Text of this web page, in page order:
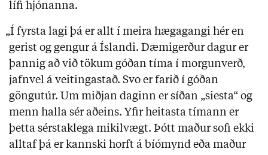
lífi hjónanna.
„Í fyrsta lagi þá er allt í meira hægagangi hér en
gerist og gengur á Íslandi. Dæmigerður dagur er
þannig að við tökum góðan tíma í morgunverð,
jafnvel á veitingastað. Svo er farið í góðan
göngutúr. Um miðjan daginn er síðan „siesta“ og
menn halla sér aðeins. Yfir heitasta tímann er
þetta sérstaklega mikilvægt. Þótt maður sofi ekki
alltaf þá er kannski horft á bíómynd eða maður